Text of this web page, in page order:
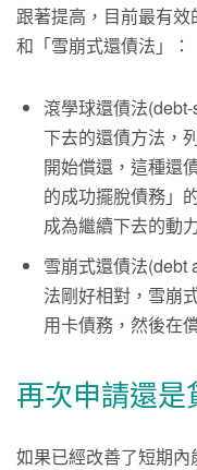
跟著提高，目前最有效
和「雪崩式還債法」：
滾學球還債法
下去的還債方法，
開始償還，這種還
的成功擺脫債務」
成為繼續下去的動
雪崩式還債法(debt
法剛好相對，雪崩
用卡債務，然後在
再次申請還是
如果已經改善了短期